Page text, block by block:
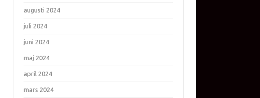
augusti 2024
juli 2024
juni 2024
maj 2024
april 2024
mars 2024